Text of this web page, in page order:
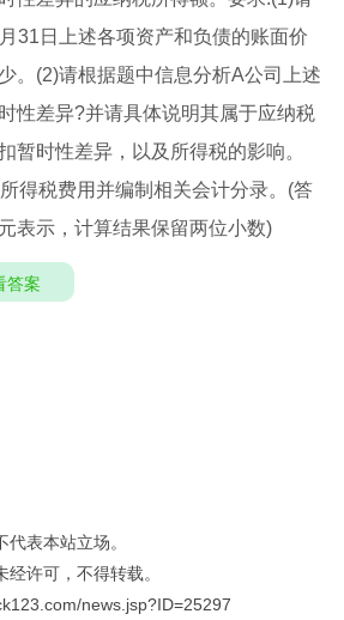
31日上述各项资产和负债的账面价
。(2)请根据题中信息分析A公司上述
性差异?并请具体说明其属于应纳税
暂时性差异，以及所得税的影响。
得税费用并编制相关会计分录。(答
表示，计算结果保留两位小数)
答案
表本站立场。
许可，不得转载。
news.jsp?ID=25297